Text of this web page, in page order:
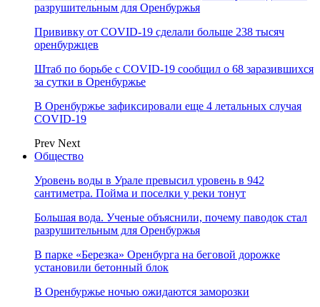
разрушительным для Оренбуржья
Прививку от COVID-19 сделали больше 238 тысяч
оренбуржцев
Штаб по борьбе с СOVID-19 сообщил о 68 заразившихся
за сутки в Оренбуржье
В Оренбуржье зафиксировали еще 4 летальных случая
COVID-19
Prev Next
Общество
Уровень воды в Урале превысил уровень в 942
сантиметра. Пойма и поселки у реки тонут
Большая вода. Ученые объяснили, почему паводок стал
разрушительным для Оренбуржья
В парке «Березка» Оренбурга на беговой дорожке
установили бетонный блок
В Оренбуржье ночью ожидаются заморозки